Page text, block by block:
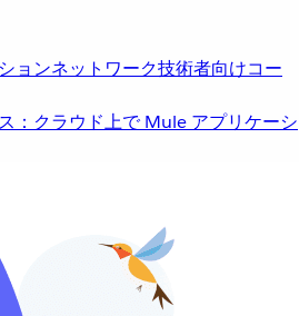
ョンネットワーク技術者向けコー
：クラウド上で Mule アプリケーシ